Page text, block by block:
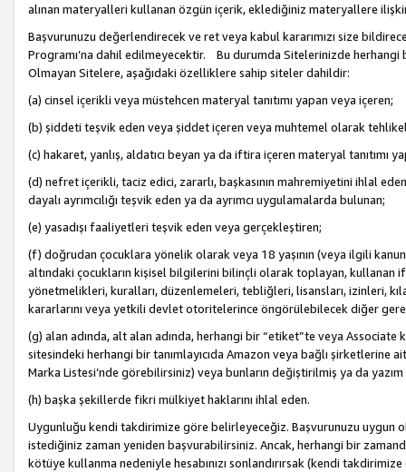
alınan materyalleri kullanan özgün içerik, eklediğiniz materyallere
Başvurunuzu değerlendirecek ve ret veya kabul kararımızı size
Programı’na dahil edilmeyecektir. Bu durumda Sitelerinizde herhangi
Olmayan Sitelere, aşağıdaki özelliklere sahip siteler dahildir:
(a) cinsel içerikli veya müstehcen materyal tanıtımı yapan veya içeren;
(b) şiddeti teşvik eden veya şiddet içeren veya muhtemel olarak
(c) hakaret, yanlış, aldatıcı beyan ya da iftira içeren materyal tanıtımı
(d) nefret içerikli, taciz edici, zararlı, başkasının mahremiyetini ihlal
dayalı ayrımcılığı teşvik eden ya da ayrımcı uygulamalarda bulunan;
(e) yasadışı faaliyetleri teşvik eden veya gerçekleştiren;
(f) doğrudan çocuklara yönelik olarak veya 18 yaşının (veya ilgili
altındaki çocukların kişisel bilgilerini bilinçli olarak toplayan, kullanan
yönetmelikleri, kuralları, düzenlemeleri, tebliğleri, lisansları, izinleri,
kararlarını veya yetkili devlet otoritelerince öngörülebilecek diğer
(g) alan adında, alt alan adında, herhangi bir “etiket”te veya
sitesindeki herhangi bir tanımlayıcıda Amazon veya bağlı şirketlerine
Marka Listesi’nde görebilirsiniz) veya bunların değiştirilmiş ya da
(h) başka şekillerde fikri mülkiyet haklarını ihlal eden.
Uygunluğu kendi takdirimize göre belirleyeceğiz. Başvurunuzu uygun
istediğiniz zaman yeniden başvurabilirsiniz. Ancak, herhangi bir
kötüye kullanma nedeniyle hesabınızı sonlandırırsak (kendi